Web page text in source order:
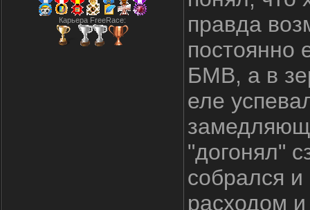
Карьера FreeRace:
правда
постоянно
БМВ, а в
еле
"догонял"
собрался
расходом